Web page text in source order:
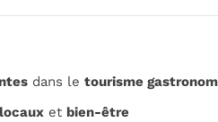
dans le tourisme
et bien-être